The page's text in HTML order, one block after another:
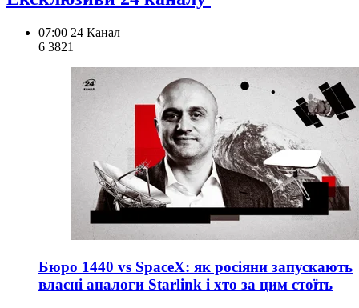
07:00 24 Канал
6 3821
Бюро 1440 vs SpaceX: як росіяни запускають
власні аналоги Starlink і хто за цим стоїть